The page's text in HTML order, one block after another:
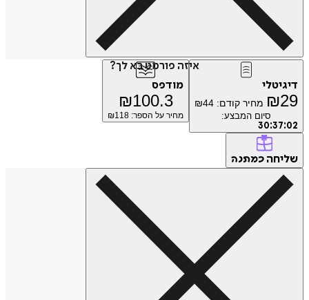
איזה פורמט בא לך?
₪ מחיר קודם: ₪44
סיום המבצע:
30
מודפס
₪100.3
מחיר על הספר: ₪118
כמתנה